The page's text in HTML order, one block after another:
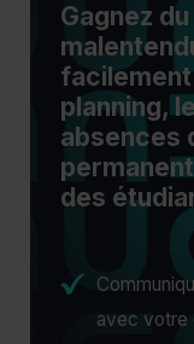
Gagnez
planning,
absences
des
avec votre